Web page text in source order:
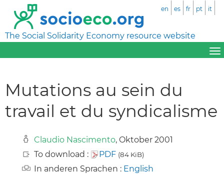
The Social Solidarity Economy resource website
en es fr pt it
Mutations au sein du
travail et du syndicalisme
Claudio Nascimento, Oktober 2001
To download :
PDF (84 KiB)
In anderen Sprachen : English